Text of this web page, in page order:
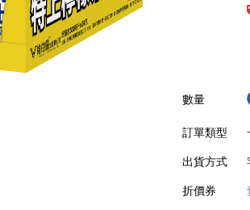
數量
訂單類型
出貨方式
折價券